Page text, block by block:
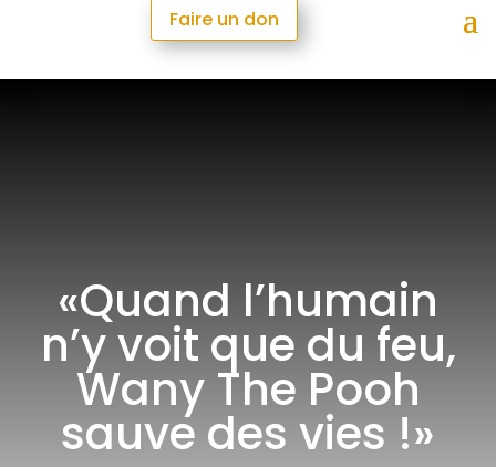
Faire un don
«Quand l’humain
n’y voit que du feu,
Wany The Pooh
sauve des vies !»